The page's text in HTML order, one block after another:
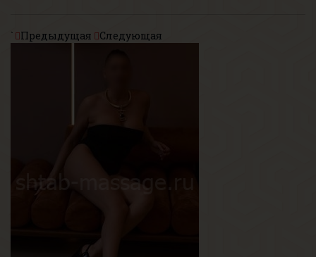
` Предыдущая Следующая